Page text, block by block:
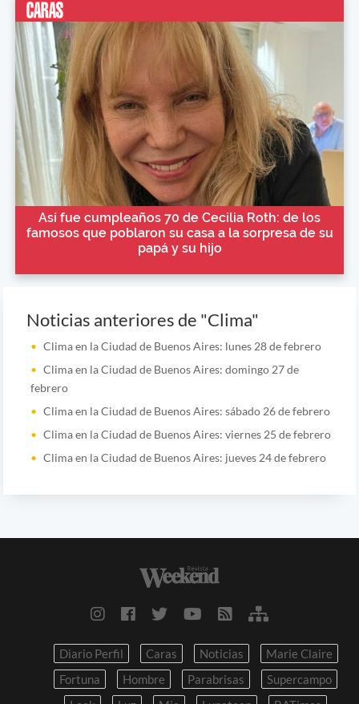
Así fue cumpleaños 70 de Cecilia Roth: de los
famosos que poblaron su casa a la sorpresa de su
papá y su hijo
Noticias anteriores de "Clima"
Clima en la Ciudad de Buenos Aires: lunes 28 de febrero
Clima en la Ciudad de Buenos Aires: domingo 27 de
febrero
Clima en la Ciudad de Buenos Aires: sábado 26 de febrero
Clima en la Ciudad de Buenos Aires: viernes 25 de febrero
Clima en la Ciudad de Buenos Aires: jueves 24 de febrero
Diario Perfil Caras Noticias
Marie Claire
Fortuna
Hombre Parabrisas
Supercampo